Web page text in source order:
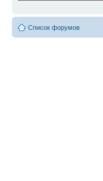
Список форумов